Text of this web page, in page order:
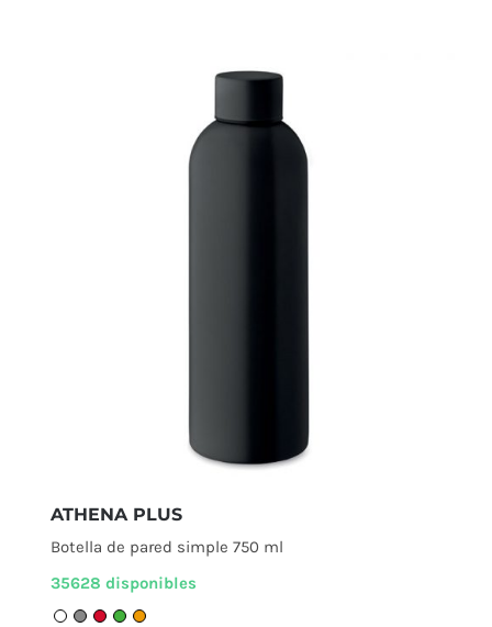
ATHENA PLUS
Botella de pared simple 750 ml
35628 disponibles